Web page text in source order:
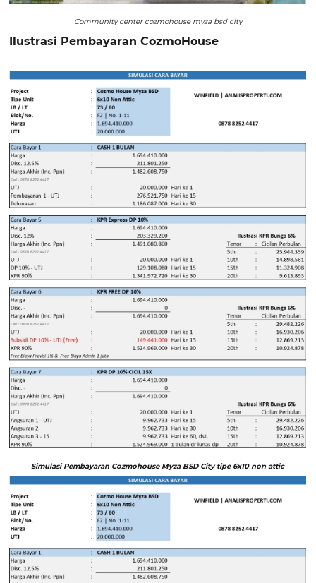
Community center cozmohouse myza bsd city
Ilustrasi Pembayaran CozmoHouse
Simulasi Pembayaran Cozmohouse Myza BSD City tipe 6x10 non attic